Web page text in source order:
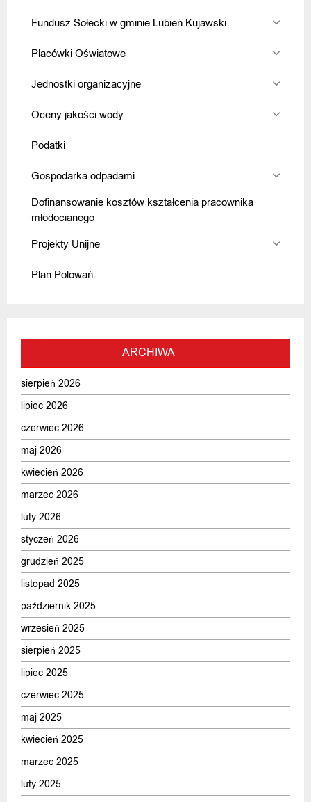
Fundusz Sołecki w gminie Lubień Kujawski
Placówki Oświatowe
Jednostki organizacyjne
Oceny jakości wody
Podatki
Gospodarka odpadami
Dofinansowanie kosztów kształcenia pracownika
młodocianego
Projekty Unijne
Plan Polowań
ARCHIWA
sierpień 2026
lipiec 2026
czerwiec 2026
maj 2026
kwiecień 2026
marzec 2026
luty 2026
styczeń 2026
grudzień 2025
listopad 2025
październik 2025
wrzesień 2025
sierpień 2025
lipiec 2025
czerwiec 2025
maj 2025
kwiecień 2025
marzec 2025
luty 2025